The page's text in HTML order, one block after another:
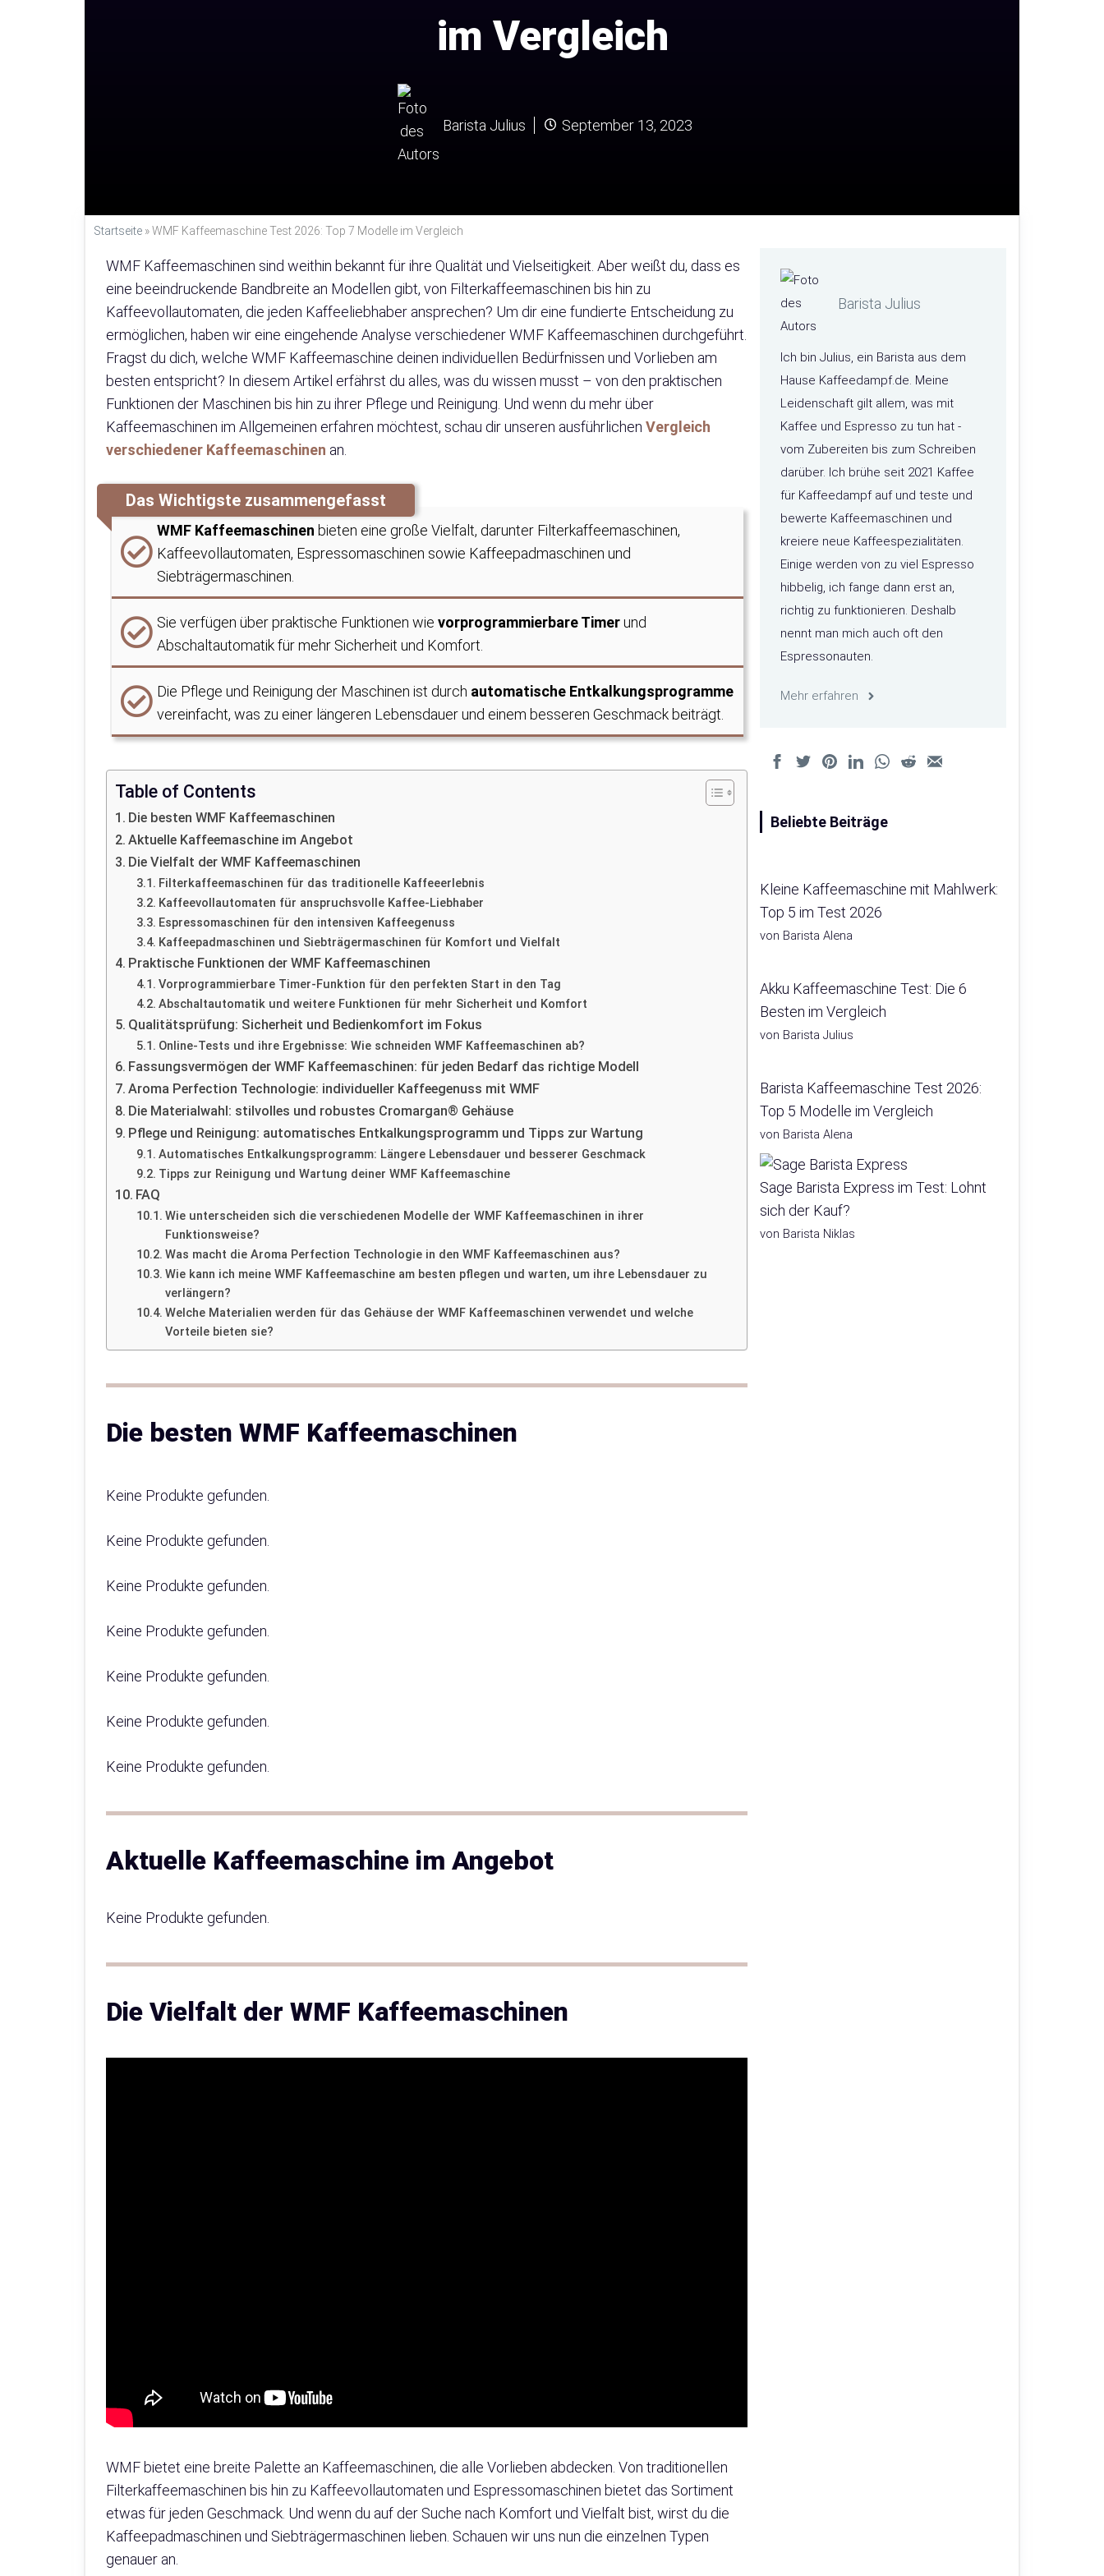
im Vergleich
Barista Julius September 13, 2023
Startseite »WMF Kaffeemaschine Test 2026: Top 7 Modelle im Vergleich
WMF Kaffeemaschinen sind weithin bekannt für ihre Qualität und Vielseitigkeit. Aber weißt du, dass es
eine beeindruckende Bandbreite an Modellen gibt, von Filterkaffeemaschinen bis hin zu
Kaffeevollautomaten, die jeden Kaffeeliebhaber ansprechen? Um dir eine fundierte Entscheidung zu
ermöglichen, haben wir eine eingehende Analyse verschiedener WMF Kaffeemaschinen durchgeführt.
Fragst du dich, welche WMF Kaffeemaschine deinen individuellen Bedürfnissen und Vorlieben am
besten entspricht? In diesem Artikel erfährst du alles, was du wissen musst – von den praktischen
Funktionen der Maschinen bis hin zu ihrer Pflege und Reinigung. Und wenn du mehr über
Kaffeemaschinen im Allgemeinen erfahren möchtest, schau dir unseren ausführlichen Vergleich
verschiedener Kaffeemaschinen an.
Das Wichtigste zusammengefasst
WMF Kaffeemaschinen bieten eine große Vielfalt, darunter Filterkaffeemaschinen,
Kaffeevollautomaten, Espressomaschinen sowie Kaffeepadmaschinen und
Siebträgermaschinen.
Sie verfügen über praktische Funktionen wie vorprogrammierbare Timerund
Abschaltautomatik für mehr Sicherheit und Komfort.
Die Pflege und Reinigung der Maschinen ist durch automatische Entkalkungsprogramme
vereinfacht, was zu einer längeren Lebensdauer und einem besseren Geschmack beiträgt.
Table of Contents
Die besten WMF Kaffeemaschinen
Aktuelle Kaffeemaschine im Angebot
Die Vielfalt der WMF Kaffeemaschinen
Filterkaffeemaschinen für das traditionelle Kaffeeerlebnis
Kaffeevollautomaten für anspruchsvolle Kaffee-Liebhaber
Espressomaschinen für den intensiven Kaffeegenuss
Kaffeepadmaschinen und Siebträgermaschinen für Komfort und Vielfalt
Praktische Funktionen der WMF Kaffeemaschinen
Vorprogrammierbare Timer-Funktion für den perfekten Start in den Tag
Abschaltautomatik und weitere Funktionen für mehr Sicherheit und Komfort
Qualitätsprüfung: Sicherheit und Bedienkomfort im Fokus
Online-Tests und ihre Ergebnisse: Wie schneiden WMF Kaffeemaschinen ab?
Fassungsvermögen der WMF Kaffeemaschinen: für jeden Bedarf das richtige Modell
Aroma Perfection Technologie: individueller Kaffeegenuss mit WMF
Die Materialwahl: stilvolles und robustes Cromargan® Gehäuse
Pflege und Reinigung: automatisches Entkalkungsprogramm und Tipps zur Wartung
Automatisches Entkalkungsprogramm: Längere Lebensdauer und besserer Geschmack
Tipps zur Reinigung und Wartung deiner WMF Kaffeemaschine
FAQ
Wie unterscheiden sich die verschiedenen Modelle der WMF Kaffeemaschinen in ihrer
Funktionsweise?
Was macht die Aroma Perfection Technologie in den WMF Kaffeemaschinen aus?
Wie kann ich meine WMF Kaffeemaschine am besten pflegen und warten, um ihre Lebensdauer zu
verlängern?
Welche Materialien werden für das Gehäuse der WMF Kaffeemaschinen verwendet und welche
Vorteile bieten sie?
Die besten WMF Kaffeemaschinen
Keine Produkte gefunden.
Keine Produkte gefunden.
Keine Produkte gefunden.
Keine Produkte gefunden.
Keine Produkte gefunden.
Keine Produkte gefunden.
Keine Produkte gefunden.
Aktuelle Kaffeemaschine im Angebot
Keine Produkte gefunden.
Die Vielfalt der WMF Kaffeemaschinen
WMF bietet eine breite Palette an Kaffeemaschinen, die alle Vorlieben abdecken. Von traditionellen
Filterkaffeemaschinen bis hin zu Kaffeevollautomaten und Espressomaschinen bietet das Sortiment
etwas für jeden Geschmack. Und wenn du auf der Suche nach Komfort und Vielfalt bist, wirst du die
Kaffeepadmaschinen und Siebträgermaschinen lieben. Schauen wir uns nun die einzelnen Typen
genauer an.
Barista Julius
Ich bin Julius, ein Barista aus dem
Hause Kaffeedampf.de. Meine
Leidenschaft gilt allem, was mit
Kaffee und Espresso zu tun hat -
vom Zubereiten bis zum Schreiben
darüber. Ich brühe seit 2021 Kaffee
für Kaffeedampf auf und teste und
bewerte Kaffeemaschinen und
kreiere neue Kaffeespezialitäten.
Einige werden von zu viel Espresso
hibbelig, ich fange dann erst an,
richtig zu funktionieren. Deshalb
nennt man mich auch oft den
Espressonauten.
Mehr erfahren
Beliebte Beiträge
Kleine Kaffeemaschine mit Mahlwerk:
Top 5 im Test 2026
von Barista Alena
Akku Kaffeemaschine Test: Die 6
Besten im Vergleich
von Barista Julius
Barista Kaffeemaschine Test 2026:
Top 5 Modelle im Vergleich
von Barista Alena
Sage Barista Express im Test: Lohnt
sich der Kauf?
von Barista Niklas